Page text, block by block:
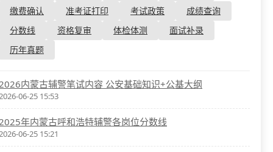
资格复审
面试补录
历年真题
国企/银行考试
缴费确认
准考证打印 考试政策
成绩查询
分数线
资格复审 体检体测
面试补录
历年真题
内蒙古辅警笔试内容 公安基础知识+公基大纲
06-25 15:53
年内蒙古呼和浩特辅警各岗位分数线
06-25 15:21